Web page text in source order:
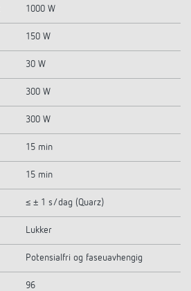
1000 W
150 W
30 W
300 W
300 W
15 min
15 min
≤ ± 1 s/dag (Quarz)
Lukker
Potensialfri og faseuavhengig
96